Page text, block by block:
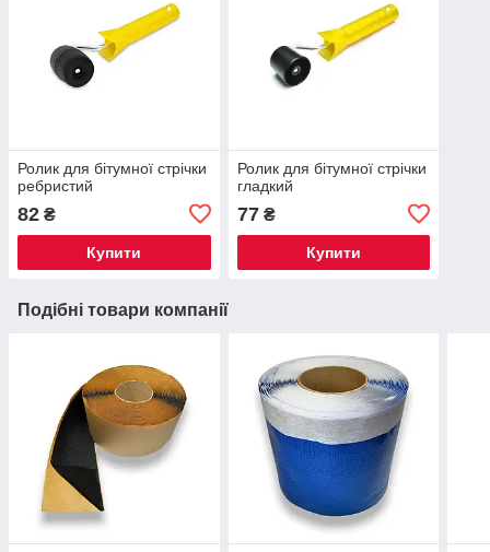
Ролик для бітумної стрічки
ребристий
82 ₴
Купити
Ролик для бітумної стрічки
гладкий
77₴
Купити
Подібні товари компанії